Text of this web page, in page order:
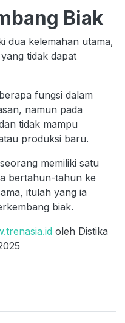
Biak
dua kelemahan utama,
tidak dapat
fungsi dalam
namun pada
tidak mampu
produksi baru.
memiliki satu
bertahun-tahun ke
itulah yang ia
biak.
oleh Distika